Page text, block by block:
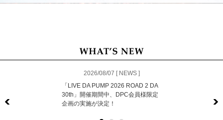
2026/08/07 [ NEWS ]
「LIVE DA PUMP 2026 ROAD 2 DA
30th」開催期間中、DPC会員様限定
企画の実施が決定！
DPC